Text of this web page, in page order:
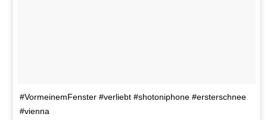
#VormeinemFenster #verliebt #shotoniphone #ersterschnee
#vienna